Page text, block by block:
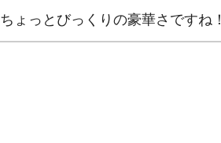
ちょっとびっくりの豪華さですね！